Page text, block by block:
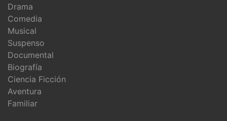
Drama
Comedia
Musical
Suspenso
Documental
Biografía
Ciencia Ficción
Aventura
Familiar